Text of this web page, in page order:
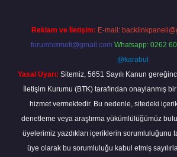
Reklam ve İletişim: E-mail:
forumhizmeti@gmail.com Whatsapp: 0262
@karabul
Yasal Uyarı: Sitemiz, 5651 Sayılı Kanun
İletişim Kurumu (BTK) tarafından onaylanmış
hizmet vermektedir. Bu nedenle, sitedeki
denetleme veya araştırma yükümlülüğümüz
üyelerimiz yazdıkları içeriklerin sorumluluğunu
üye olarak bu sorumluluğu kabul etmiş